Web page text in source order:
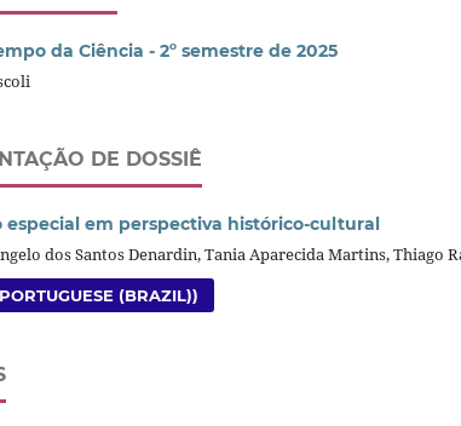
da Ciência - 2º semestre de 2025
DE DOSSIÊ
especial em perspectiva histórico-cultural
dos Santos Denardin, Tania Aparecida Martins, Thiago
(BRAZIL))